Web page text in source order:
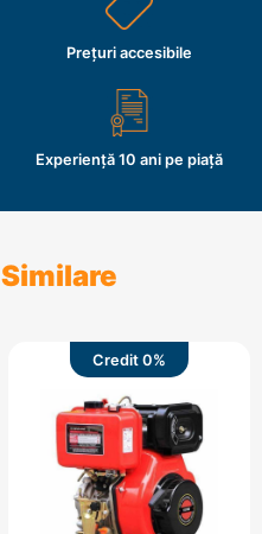
Prețuri accesibile
Experiență 10 ani pe piață
Similare
Credit 0%